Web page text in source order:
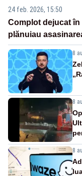
24 feb. 2026, 15:50
Complot dejucat
plănuiau
8
8
8